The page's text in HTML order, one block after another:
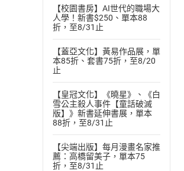
【校園書房】AI世代的職場大
人學！新書$250、單本88
折，至8/31止
【蓋亞文化】黃易作品展，單
本85折、套書75折，至8/20
止
【皇冠文化】《曉星》、《白
雪公主殺人事件【童話破滅
版】》新書延伸書展，單本
88折，至8/31止
【尖端出版】每月漫畫名家推
薦：高橋留美子，單本75
折，至8/31止